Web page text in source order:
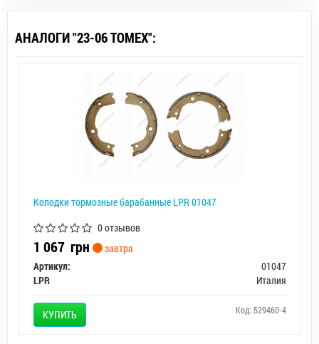
АНАЛОГИ "23-06 TOMEX":
Колодки тормозные барабанные LPR 01047
0 отзывов
1 067 грн
завтра
Артикул:
01047
LPR
Италия
КУПИТЬ Код: 529460-4